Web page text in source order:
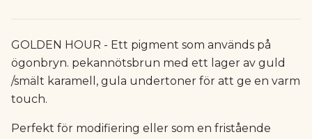
GOLDEN HOUR - Ett pigment som används på
ögonbryn. pekannötsbrun med ett lager av guld
/smält karamell, gula undertoner för att ge en varm
touch.
Perfekt för modifiering eller som en fristående